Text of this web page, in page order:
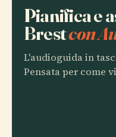
Pianifica e
Brestcon
L'audioguida in
Pensata per come